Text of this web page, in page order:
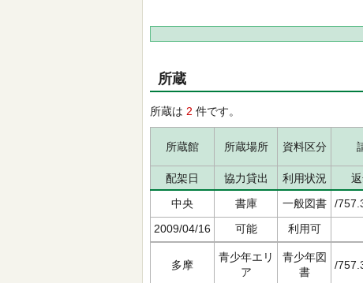
所蔵
所蔵は 2 件です。
所蔵館 所蔵場所 資料区分
配架日 協力貸出 利用状況
中央
書庫 一般図書 /
2009/04/16 可能 利用可
多摩
青少年エリ
ア
青少年図
書
/